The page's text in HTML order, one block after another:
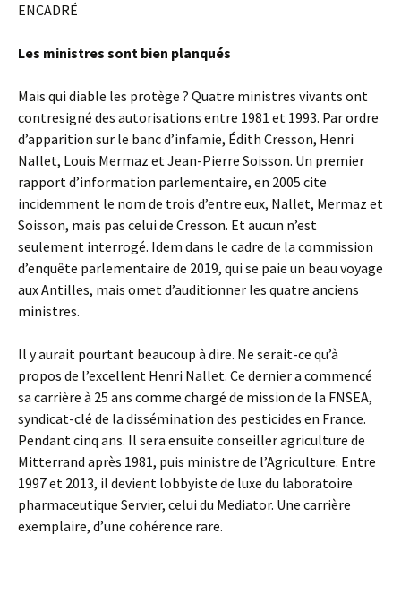
ENCADRÉ
Les ministres sont bien planqués
Mais qui diable les protège ? Quatre ministres vivants ont
contresigné des autorisations entre 1981 et 1993. Par ordre
d’apparition sur le banc d’infamie, Édith Cresson, Henri
Nallet, Louis Mermaz et Jean-Pierre Soisson. Un premier
rapport d’information parlementaire, en 2005 cite
incidemment le nom de trois d’entre eux, Nallet, Mermaz et
Soisson, mais pas celui de Cresson. Et aucun n’est
seulement interrogé. Idem dans le cadre de la commission
d’enquête parlementaire de 2019, qui se paie un beau voyage
aux Antilles, mais omet d’auditionner les quatre anciens
ministres.
Il y aurait pourtant beaucoup à dire. Ne serait-ce qu’à
propos de l’excellent Henri Nallet. Ce dernier a commencé
sa carrière à 25 ans comme chargé de mission de la FNSEA,
syndicat-clé de la dissémination des pesticides en France.
Pendant cinq ans. Il sera ensuite conseiller agriculture de
Mitterrand après 1981, puis ministre de l’Agriculture. Entre
1997 et 2013, il devient lobbyiste de luxe du laboratoire
pharmaceutique Servier, celui du Mediator. Une carrière
exemplaire, d’une cohérence rare.